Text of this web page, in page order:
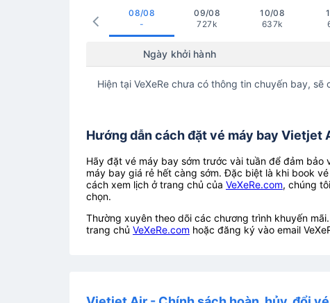
08/08
-
09/08
727k
10/08
637k
Ngày khởi hành
Hiện tại VeXeRe chưa có thông tin chuyến bay,
Hướng dẫn cách đặt vé máy bay Vietjet
Hãy đặt vé máy bay sớm trước vài tuần để đảm
máy bay giá rẻ hết càng sớm. Đặc biệt là khi book
cách xem lịch ở trang chủ của VeXeRe.com, chúng
chọn.
Thường xuyên theo dõi các chương trình khuyến
trang chủ VeXeRe.com hoặc đăng ký vào email